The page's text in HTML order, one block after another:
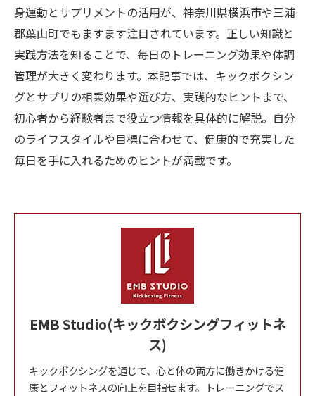
身運動とサプリメントの活用が、神奈川県横浜市や三浦
郡葉山町でもますます注目されています。正しい知識と
実践方法を知ることで、毎日のトレーニング効果や体調
管理が大きく変わります。本記事では、キックボクシン
グとサプリの相乗効果や選び方、実践的なヒントまで、
初心者から経験者まで役立つ情報を具体的に解説。自分
のライフスタイルや目標に合わせて、健康的で充実した
毎日を手に入れるためのヒントが満載です。
EMB Studio(キックボクシングフィットネ
ス)
キックボクシングを通じて、心と体の両方に働きかける健
康とフィットネスの向上を目指せます。トレーニングでス